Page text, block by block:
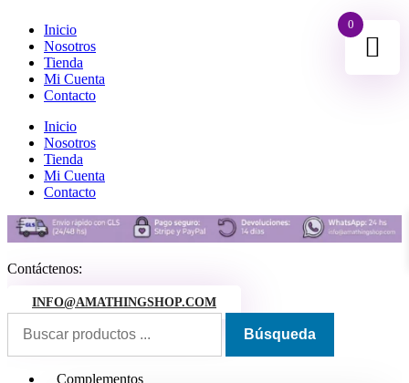
Inicio
Nosotros
Tienda
Mi Cuenta
Contacto
Inicio
Nosotros
Tienda
Mi Cuenta
Contacto
Contáctenos:
INFO@AMATHINGSHOP.COM
Complementos
0